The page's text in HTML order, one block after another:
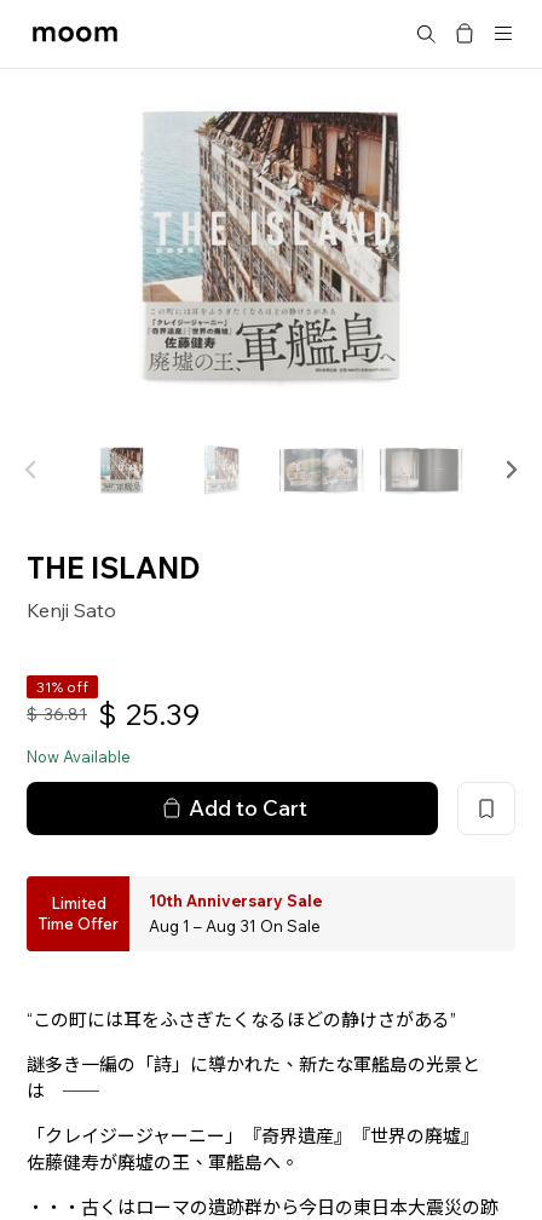
moom
Search
THE ISLAND
Kenji Sato
31% off
$ 36.81 $ 25.39
Now Available
Add to Cart
Limited
Time Offer
10th Anniversary Sale
Aug 1 – Aug 31 On Sale
“この町には耳をふさぎたくなるほどの静けさがある”
謎多き一編の「詩」に導かれた、新たな軍艦島の光景と
は ──
「クレイジージャーニー」『奇界遺産』『世界の廃墟』
佐藤健寿が廃墟の王、軍艦島へ。
・・・古くはローマの遺跡群から今日の東日本大震災の跡